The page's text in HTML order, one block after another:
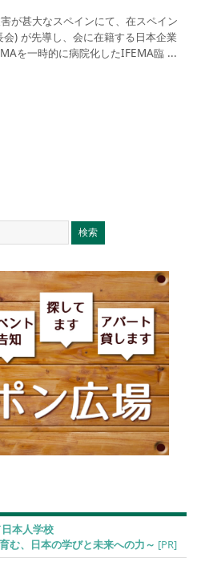
が甚大なスペインにて、在スペイン
) が先導し、会に在籍する日本企業
を一時的に病院化したIFEMA臨 ...
本人学校
む、日本の学びと未来への力～ [PR]